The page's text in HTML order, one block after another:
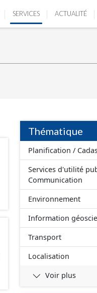
SERVICES ACTUALITÉ
Thématique
Planification /
Services d'utilité
Communication
Environnement
Information
Transport
Localisation
Voir plus